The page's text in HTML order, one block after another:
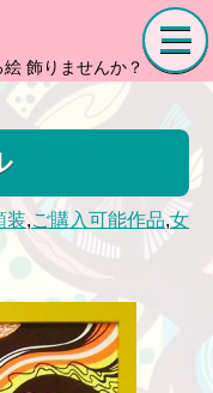
飾りませんか？
装,ご購入可能作品,女